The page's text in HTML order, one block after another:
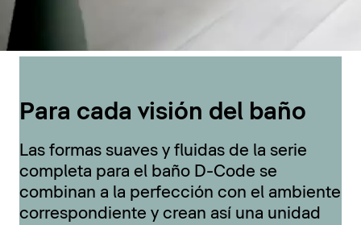
Para cada visión del baño
Las formas suaves y fluidas de la serie
completa para el baño D-Code se
combinan a la perfección con el ambiente
correspondiente y crean así una unidad